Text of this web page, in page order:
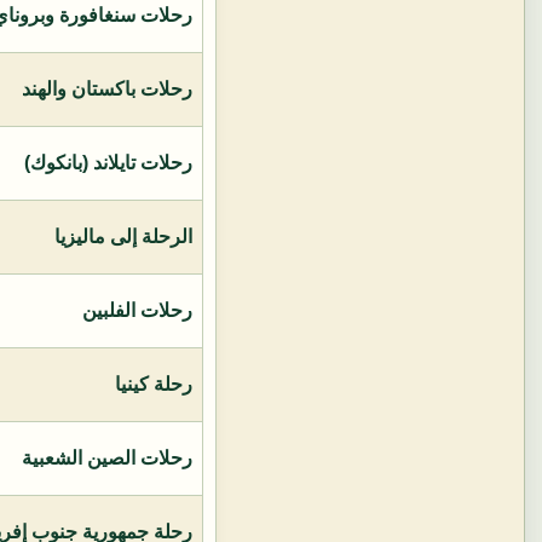
رحلات سنغافورة
رحلات باكستان والهند
رحلات تايلاند (بانكوك)
الرحلة إلى ماليزيا
رحلات الفلبين
رحلة كينيا
رحلات الصين الشعبية
رحلة جمهورية جنوب